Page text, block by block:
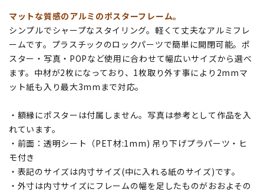
マットな質感のアルミのポスターフレーム。
シンプルでシャープなスタイリング。軽くて丈夫なアルミフレ
ームです。プラスチックのロックパーツで簡単に開閉可能。ポ
スター・写真・POPなど使用に合わせて幅広いサイズから選べ
ます。中材が2枚になっており、1枚取り外す事により2mmマ
ット紙も入り最大3mmまで対応。
・額縁にポスターは付属しません。写真は参考として作品を入
れています。
・前面：透明シート（PET材:1mm) 吊り下げプラパーツ・ヒ
モ付き
・表記のサイズは内寸サイズ(中に入れる紙のサイズ)です。
・外寸は内寸サイズにフレームの幅を足したものがおおよその